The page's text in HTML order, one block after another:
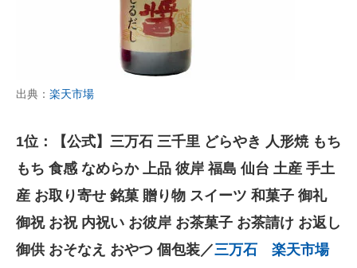
出典： 楽天市場
1位：【公式】三万石 三千里 どらやき 人形焼 もち
もち 食感 なめらか 上品 彼岸 福島 仙台 土産 手土
産 お取り寄せ 銘菓 贈り物 スイーツ 和菓子 御礼
御祝 お祝 内祝い お彼岸 お茶菓子 お茶請け お返し
御供 おそなえ おやつ 個包装／三万石 楽天市場